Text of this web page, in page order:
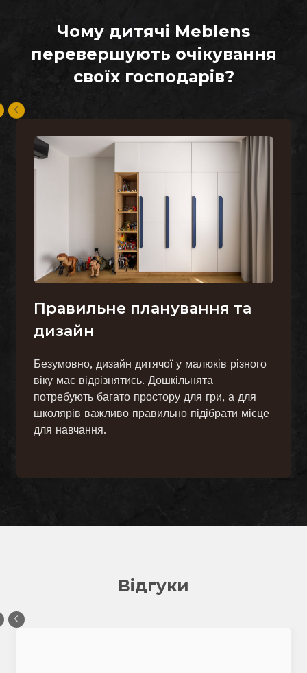
Чому дитячі Meblens
перевершують очікування
своїх господарів?
Правильне планування та
дизайн
Безумовно, дизайн дитячої у малюків різного
віку має відрізнятись. Дошкільнята
потребують багато простору для гри, а для
школярів важливо правильно підібрати місце
для навчання.
Відгуки